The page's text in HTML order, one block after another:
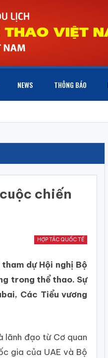
NEWS THÔNG BÁO
chiến
HỢP TÁC QUỐC TẾ
dự Hội nghị Bộ
trong thể thao. Sự
Các Tiểu vương
lãnh đạo từ Cơ quan
gia của UAE và Bộ